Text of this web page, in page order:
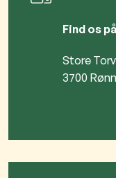
Find os
Store
3700